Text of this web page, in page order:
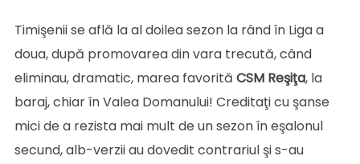
Timişenii se află la al doilea sezon la rând în Liga a
doua, după promovarea din vara trecută, când
eliminau, dramatic, marea favorită CSM Reşiţa, la
baraj, chiar în Valea Domanului! Creditaţi cu şanse
mici de a rezista mai mult de un sezon în eşalonul
secund, alb-verzii au dovedit contrariul şi s-au